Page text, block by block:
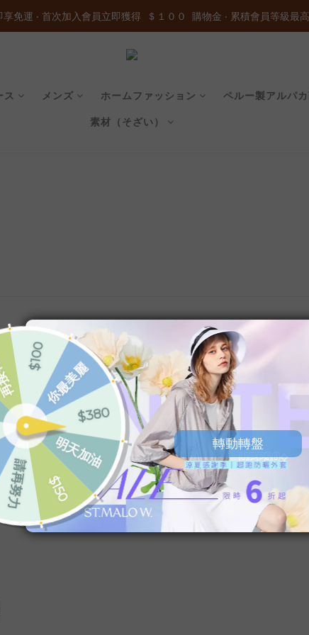
免運 ‧ 首次加入會員立即獲得  ＄１００  購物金 ‧ 累積會員等級最
免運 ‧ 首次加入會員立即獲得  ＄１００  購物金 ‧ 累積會員等級最
加入官方LINE ID : @wau4368o 享額外秘密折扣
ス メンズ ホームファッション ペルー製アルパ
素材（そざい）
入の流れ
度のご案内
払い・配送について
・交換について
WHOESALE
•
法人・大口注文
•卸販売（おろしはんばい）
•ギフトカスタマイズサービ
ス
•
メディアとの共同企画（き
ょうどうきかく）